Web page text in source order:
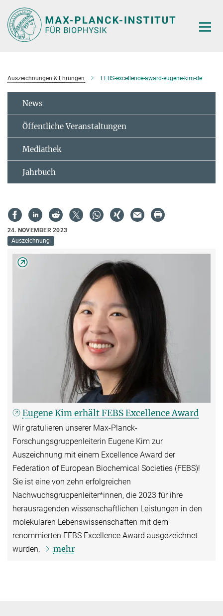
Hauptinhalt
Auszeichnungen & Ehrungen FEBS-excellence-award-eugene-kim-de
News
Öffentliche Veranstaltungen
Mediathek
Jahrbuch
24. NOVEMBER 2023
Auszeichnung
Eugene Kim erhält FEBS Excellence Award
Wir gratulieren unserer Max-Planck-
Forschungsgruppenleiterin Eugene Kim zur
Auszeichnung mit einem Excellence Award der
Federation of European Biochemical Societies (FEBS)!
Sie ist eine von zehn erfolgreichen
Nachwuchsgruppenleiter*innen, die 2023 für ihre
herausragenden wissenschaftlichen Leistungen in den
molekularen Lebenswissenschaften mit dem
renommierten FEBS Excellence Award ausgezeichnet
wurden.
mehr